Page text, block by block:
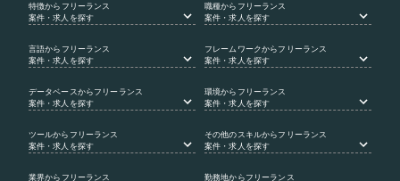
特徴からフリーランス
案件・求人を探す
職種からフリーランス
案件・求人を探す
言語からフリーランス
案件・求人を探す
フレームワークからフリーランス
案件・求人を探す
データベース からフリーランス
案件・求人を探す
環境からフリーランス
案件・求人を探す
ツールからフリーランス
案件・求人を探す
その他のスキルからフリーランス
案件・求人を探す
業界からフリーランス 勤務地からフリーランス